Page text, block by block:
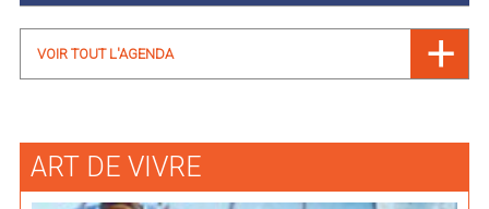
VOIR TOUT L'AGENDA
ART DE VIVRE